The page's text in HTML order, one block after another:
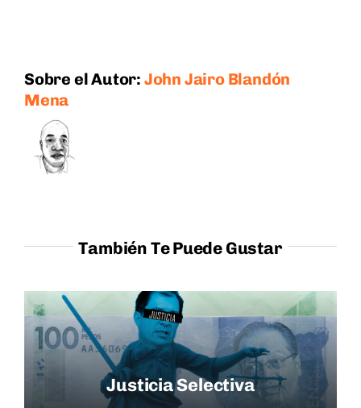
Sobre el Autor: John Jairo Blandón
Mena
También Te Puede Gustar
Justicia Selectiva